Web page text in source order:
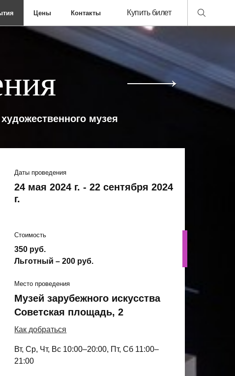
Цены Контакты Купить билет
музея
Даты проведения
24 мая 2024 г. - 22 сентября 2024
г.
Стоимость
350 руб.
Льготный – 200 руб.
Место проведения
Музей зарубежного искусства
Советская площадь, 2
Как добраться
Вт, Ср, Чт, Вс 10:00–20:00, Пт, Сб 11:00–
21:00